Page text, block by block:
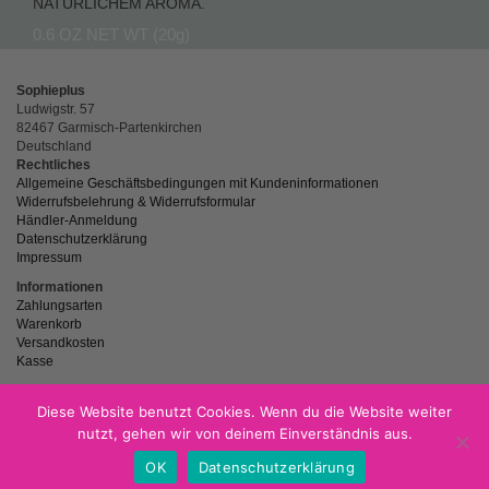
NATÜRLICHEM AROMA.
Sophieplus
Ludwigstr. 57
82467 Garmisch-Partenkirchen
Deutschland
Rechtliches
Allgemeine Geschäftsbedingungen mit Kundeninformationen
Widerrufsbelehrung & Widerrufsformular
Händler-Anmeldung
Datenschutzerklärung
Impressum
Informationen
Zahlungsarten
Warenkorb
Versandkosten
Kasse
powered byNetzspitze.de
Diese Website benutzt Cookies. Wenn du die Website weiter
nutzt, gehen wir von deinem Einverständnis aus.
OK
Datenschutzerklärung